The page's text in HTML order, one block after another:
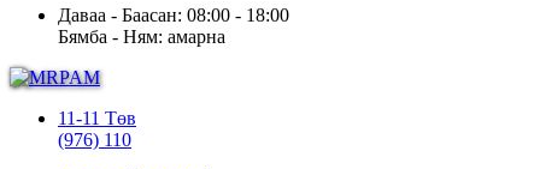
Даваа - Баасан: 08:00 - 18:00
Бямба - Ням: амарна
11-11 Төв
(976) 110